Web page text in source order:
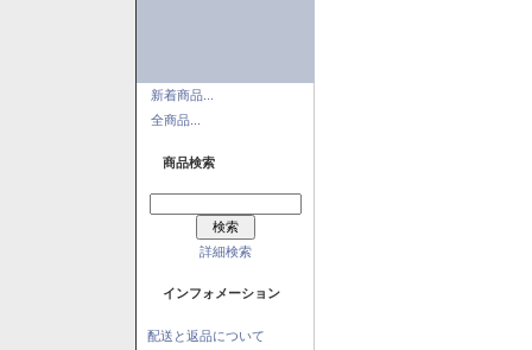
新着商品...
全商品...
商品検索
詳細検索
インフォメーション
配送と返品について